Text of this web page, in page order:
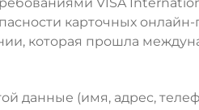
карточных
которая прошла
данные (имя, адрес,